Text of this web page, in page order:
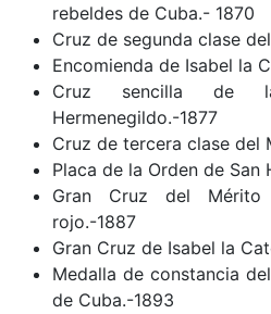
rebeldes de Cuba.- 1870
Cruz de segunda clase
Encomienda de Isabel la
Cruz sencilla de
Hermenegildo.-1877
Cruz de tercera clase del
Placa de la Orden de San
Gran Cruz del
rojo.-1887
Gran Cruz de Isabel la
Medalla de constancia
de Cuba.-1893